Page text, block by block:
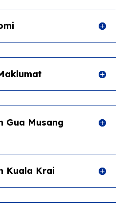
Gua Musang
Kuala Krai